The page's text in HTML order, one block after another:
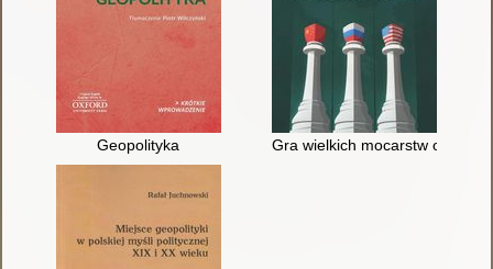
Geopolityka Gra wielkich mocarstw o